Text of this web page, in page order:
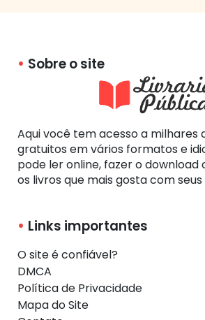
Sobre o site
Aqui você tem acesso a milhares
gratuitos em vários formatos e
pode ler online, fazer o
os livros que mais gosta com seus
Links importantes
O site é confiável?
DMCA
Política de Privacidade
Mapa do Site